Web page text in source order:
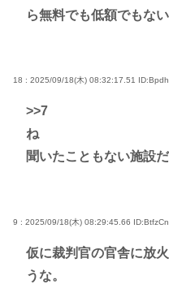
ら無料でも低額でもな
18 : 2025/09/18(木) 08:32:17.51
>>7
ね
聞いたこともない施設
9 : 2025/09/18(木) 08:29:45.66
仮に裁判官の官舎に放
うな。